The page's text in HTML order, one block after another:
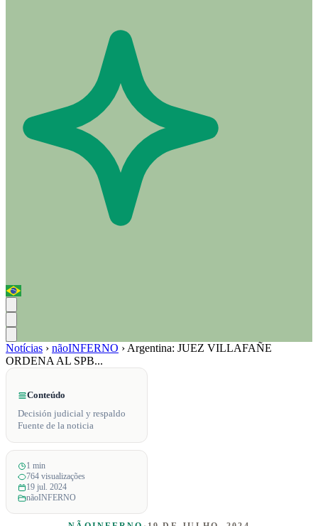
Notícias › nãoINFERNO › Argentina: JUEZ VILLAFAÑE
ORDENA AL SPB...
Conteúdo
Decisión judicial y respaldo
Fuente de la noticia
1 min
764 visualizações
19 jul. 2024
nãoINFERNO